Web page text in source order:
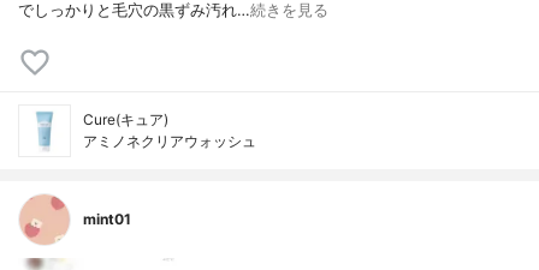
でしっかりと毛穴の黒ずみ汚れ…続きを見る
Cure(キュア)
アミノネクリアウォッシュ
mint01